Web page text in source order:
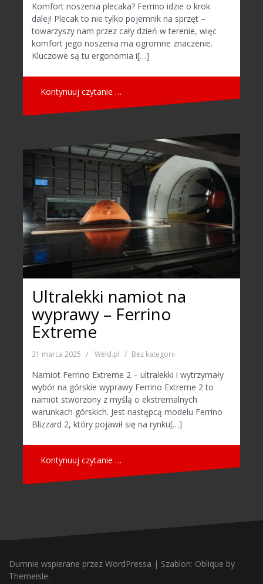
Komfort noszenia plecaka? Ferrino idzie o krok
dalej! Plecak to nie tylko pojemnik na sprzęt –
towarzyszy nam przez cały dzień w terenie, więc
komfort jego noszenia ma ogromne znaczenie.
Kluczowe są tu ergonomia i[…]
Kontynuuj czytanie …
Ultralekki namiot na
wyprawy – Ferrino
Extreme
31 marca 2025 Weld.pl Bez kategorii
Namiot Ferrino Extreme 2 – ultralekki i wytrzymały
wybór na górskie wyprawy Ferrino Extreme 2 to
namiot stworzony z myślą o ekstremalnych
warunkach górskich. Jest następcą modelu Ferrino
Blizzard 2, który pojawił się na rynku[…]
Kontynuuj czytanie …
Dumnie wspierane przez WordPressa | Szablon: Oblique by
Themeisle.